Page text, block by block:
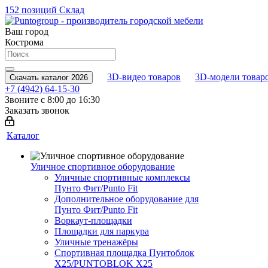
152 позиций Склад
Ваш город
Кострома
Скачать каталог 2026 3D-видео товаров
3D-модели
+7 (4942) 64-15-30
Звоните с 8:00 до 16:30
Заказать звонок
Каталог
Уличное спортивное оборудование
Уличные спортивные комплексы
Пунто Фит/Punto Fit
Дополнительное оборудование для
Пунто Фит/Punto Fit
Воркаут-площадки
Площадки для паркура
Уличные тренажёры
Спортивная площадка Пунтоблок
Х25/PUNTOBLOK X25